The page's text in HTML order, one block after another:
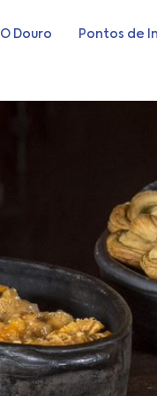
O Douro Pontos de